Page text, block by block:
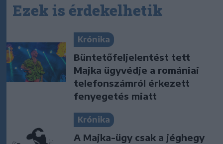
Ezek is érdekelhetik
Krónika
Büntetőfeljelentést tett
Majka ügyvédje a romániai
telefonszámról érkezett
fenyegetés miatt
Krónika
A Majka-ügy csak a jéghegy